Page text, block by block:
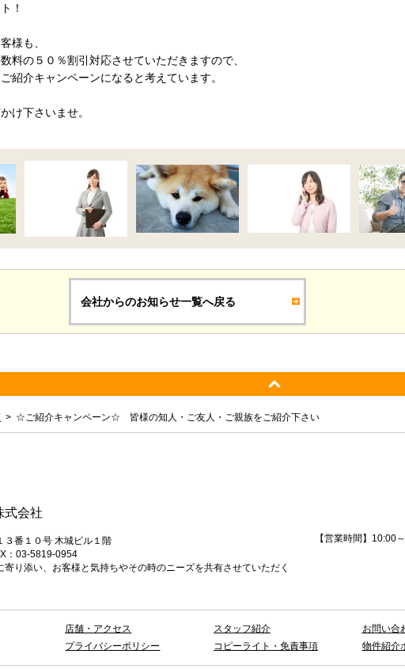
！
様も、
料の５０％割引対応させていただきますので、
紹介キャンペーンになると考えています。
け下さいませ。
会社からのお知らせ一覧へ戻る
☆ご紹介キャンペーン☆ 皆様の知人・ご友人・ご親族をご紹介下さい
式会社
３番１０号 木城ビル１階
：03-5819-0954
寄り添い、お客様と気持ちやその時のニーズを共有させていただく
【営業時間】 10:00
店舗・アクセス スタッフ紹介 お問い合
プライバシーポリシー コピーライト・免責事項 物件紹介